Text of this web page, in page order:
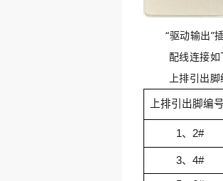
“驱动输出”插
配线连接如
上排引出脚编
上排引出脚编号
1、 2#
3、 4#